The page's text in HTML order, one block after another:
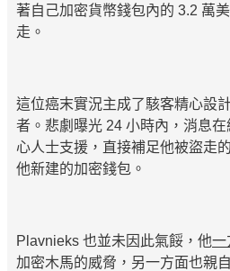
著自己加密貨幣錢包內的 3.2 萬
走。
這位癌末實況主成了駭客精心設
者。悲劇曝光 24 小時內，消息
心人士支援，直接補足他被盜走
他新建的加密錢包。
Plavnieks 也並未因此氣餒，他一
加密木馬的威脅，另一方面也親